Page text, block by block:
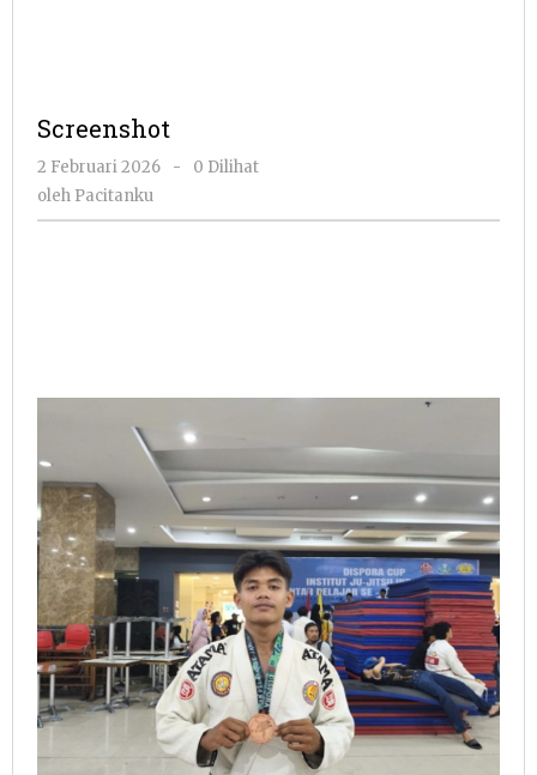
Screenshot
2 Februari 2026
oleh
-
0 Dilihat
oleh Pacitanku